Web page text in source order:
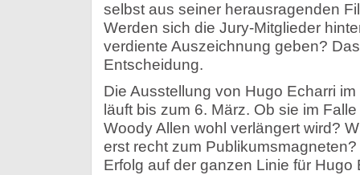
selbst aus seiner herausragenden
Werden sich die Jury-Mitglieder
verdiente Auszeichnung geben?
Entscheidung.
Die Ausstellung von Hugo Echarri im
läuft bis zum 6. März. Ob sie im
Woody Allen wohl verlängert wird?
erst recht zum
Erfolg auf der ganzen Linie für Hugo